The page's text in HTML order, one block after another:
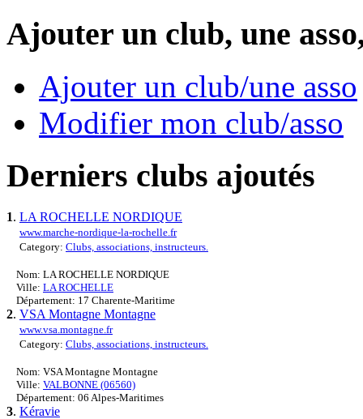
Ajouter un club, une
Ajouter un club/une asso
Modifier mon club/asso
Derniers clubs ajoutés
1. LA ROCHELLE NORDIQUE
www.marche-nordique-la-rochelle.fr
Category: Clubs, associations, instructeurs.
Nom: LA ROCHELLE NORDIQUE
Ville: LA ROCHELLE
Département: 17 Charente-Maritime
2. VSA Montagne Montagne
www.vsa.montagne.fr
Category: Clubs, associations, instructeurs.
Nom: VSA Montagne Montagne
Ville: VALBONNE (06560)
Département: 06 Alpes-Maritimes
3. Kéravie